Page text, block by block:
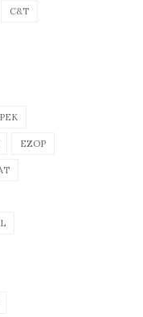
C&T
EZOP